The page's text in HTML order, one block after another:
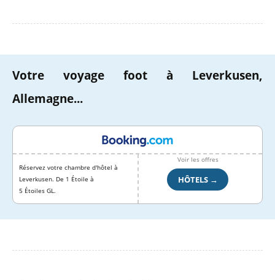
Votre voyage foot à Leverkusen,
Allemagne...
Réservez votre chambre d'hôtel à
Leverkusen. De 1 Étoile à
5 Étoiles GL.
Voir les offres
HÔTELS →